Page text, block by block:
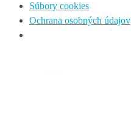
Súbory cookies
Ochrana osobných údajov